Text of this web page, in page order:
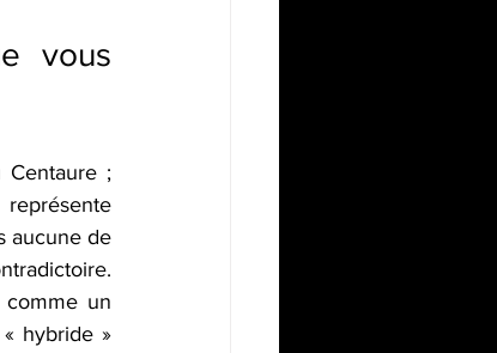
vous
Centaure ;
aucune de
comme un
hybride »